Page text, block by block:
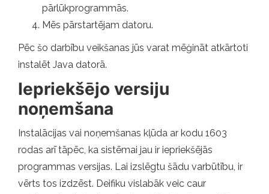
pārlūkprogrammās.
Mēs pārstartējam datoru.
Pēc šo darbību veikšanas jūs varat mēģināt atkārtoti
instalēt Java datorā.
Iepriekšējo versiju
noņemšana
Instalācijas vai noņemšanas kļūda ar kodu 1603
rodas arī tāpēc, ka sistēmai jau ir iepriekšējās
programmas versijas. Lai izslēgtu šādu varbūtību, ir
vērts tos izdzēst. Deifiku vislabāk veic caur